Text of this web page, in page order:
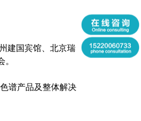
建国宾馆、北京瑞
谱产品及整体解决